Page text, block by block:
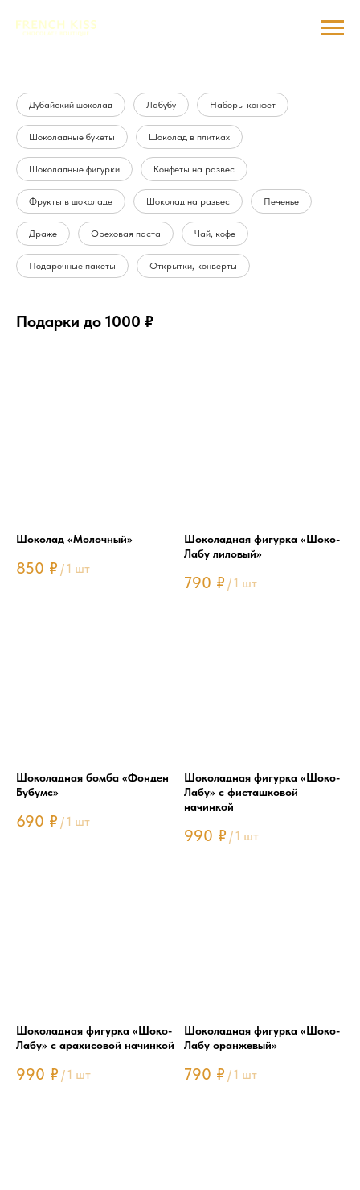
Дубайский шоколад Лабубу Наборы конфет
Шоколадные букеты Шоколад в плитках
Шоколадные фигурки Конфеты на развес
Фрукты в шоколаде Шоколад на развес Печенье
Драже Ореховая паста Чай, кофе
Подарочные пакеты Открытки, конверты
Подарки до 1000 ₽
Шоколад «Молочный»
850 ₽ /1 шт
Шоколадная фигурка «Шоко-
Лабу лиловый»
790 ₽ /1 шт
Шоколадная бомба «Фонден
Бубумс»
690 ₽ /1 шт
Шоколадная фигурка «Шоко-
Лабу» с фисташковой
начинкой
990 ₽ /1 шт
Шоколадная фигурка «Шоко-
Лабу» с арахисовой начинкой
990 ₽ /1 шт
Шоколадная фигурка «Шоко-
Лабу оранжевый»
790 ₽ /1 шт